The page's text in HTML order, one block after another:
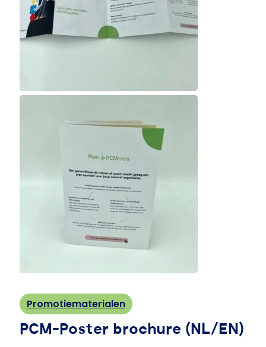
Promotiematerialen
PCM-Poster brochure (NL/EN)